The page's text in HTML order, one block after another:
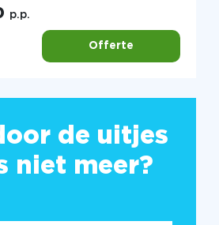
p.p.
Offerte
de uitjes
niet meer?